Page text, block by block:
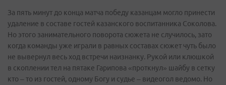
За пять минут до конца матча победу казанцам могло принести
удаление в составе гостей казанского воспитанника Соколова.
Но этого занимательного поворота сюжета не случилось, зато
когда команды уже играли в равных составах сюжет чуть было
не вывернул весь ход встречи наизнанку. Рукой или клюшкой
в скоплении тел на пятаке Гарипова «проткнул» шайбу в сетку
кто – то из гостей, одному Богу и судье – видеогол ведомо. Но